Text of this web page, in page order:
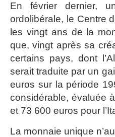
En février dernier,
ordolibérale, le Centre
les vingt ans de la
que, vingt après sa
certains pays, dont
serait traduite par un
euros sur la période
considérable, évaluée
et 73 600 euros pour
La monnaie unique